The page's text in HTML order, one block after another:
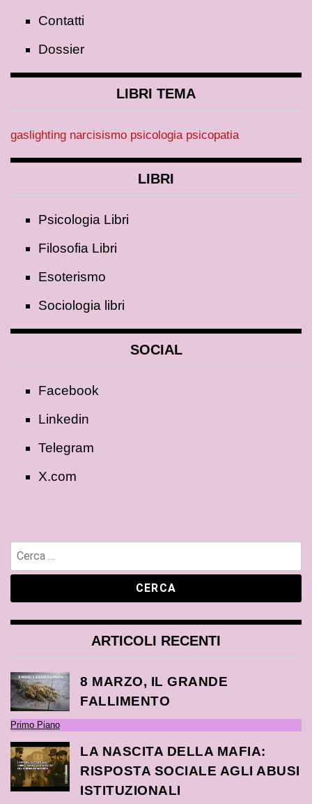
Contatti
Dossier
LIBRI TEMA
gaslighting narcisismo psicologia psicopatia
LIBRI
Psicologia Libri
Filosofia Libri
Esoterismo
Sociologia libri
SOCIAL
Facebook
Linkedin
Telegram
X.com
ARTICOLI RECENTI
8 MARZO, IL GRANDE
FALLIMENTO
Primo Piano
LA NASCITA DELLA MAFIA:
RISPOSTA SOCIALE AGLI ABUSI
ISTITUZIONALI